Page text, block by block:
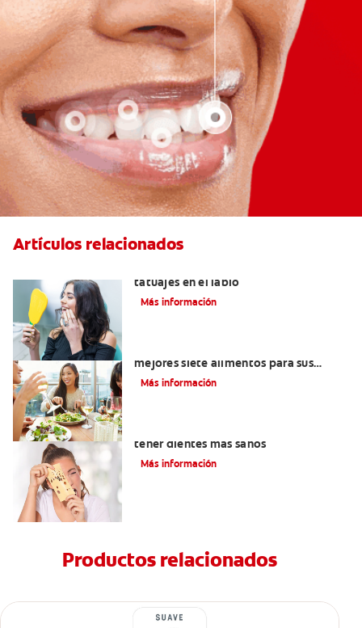
Artículos relacionados
tatuajes en el labio
Más información
mejores siete alimentos para sus
dientes
Más información
tener dientes más sanos
Más información
Productos relacionados